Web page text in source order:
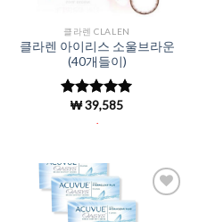
클라렌 CLALEN
클라렌 아이리스 소울브라운
(40개들이)
5 중에서
로 평
₩39,585